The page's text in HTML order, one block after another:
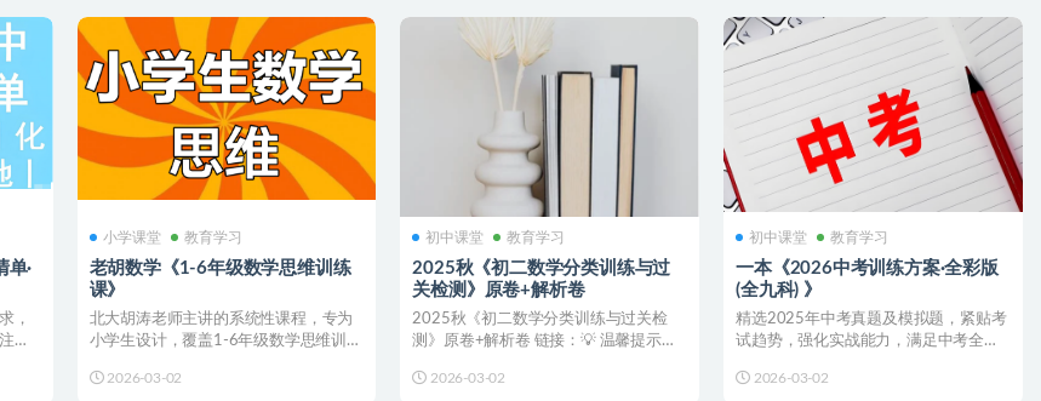
单·
，
清
小学课堂 教育学习
老胡数学《1-6年级数学思维训练
课》
北大胡涛老师主讲的系统性课程，专为
小学生设计，覆盖1-6年级数学思维训
2026-03-02
初中课堂 教育学习
2025秋《初二数学分类训练与过
关检测》原卷+解析卷
2025秋《初二数学分类训练与过关检
测》原卷+解析卷 链接：💡 温馨提示：
2026-03-02
初中课堂 教育学习
一本《2026中考训练方案·全彩版
(全九科) 》
精选2025年中考真题及模拟题，紧贴考
试趋势，强化实战能力，满足中考全科
2026-03-02